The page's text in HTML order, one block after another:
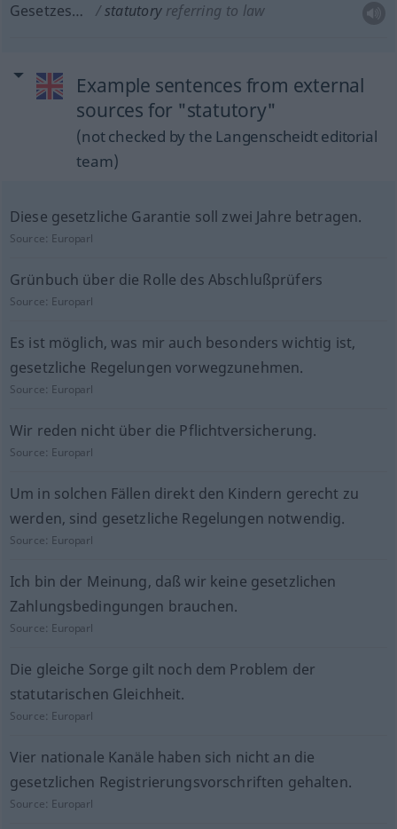
Gesetzes… statutory referring to law
Example sentences from external
sources for "statutory"
(not checked by the Langenscheidt editorial
team)
Diese gesetzliche Garantie soll zwei Jahre betragen.
Source: Europarl
Grünbuch über die Rolle des Abschlußprüfers
Source: Europarl
Es ist möglich, was mir auch besonders wichtig ist,
gesetzliche Regelungen vorwegzunehmen.
Source: Europarl
Wir reden nicht über die Pflichtversicherung.
Source: Europarl
Um in solchen Fällen direkt den Kindern gerecht zu
werden, sind gesetzliche Regelungen notwendig.
Source: Europarl
Ich bin der Meinung, daß wir keine gesetzlichen
Zahlungsbedingungen brauchen.
Source: Europarl
Die gleiche Sorge gilt noch dem Problem der
statutarischen Gleichheit.
Source: Europarl
Vier nationale Kanäle haben sich nicht an die
gesetzlichen Registrierungsvorschriften gehalten.
Source: Europarl